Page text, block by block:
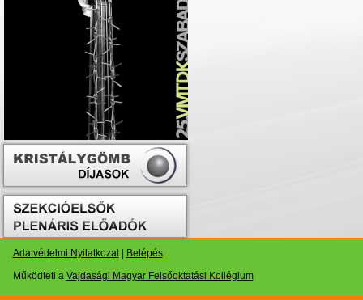
Adatvédelmi Nyilatkozat|
Belépés
Működteti a Vajdasági Magyar Felsőoktatási Kollégium